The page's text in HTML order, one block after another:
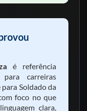
é referência
carreiras
Soldado da
foco no que
clara,